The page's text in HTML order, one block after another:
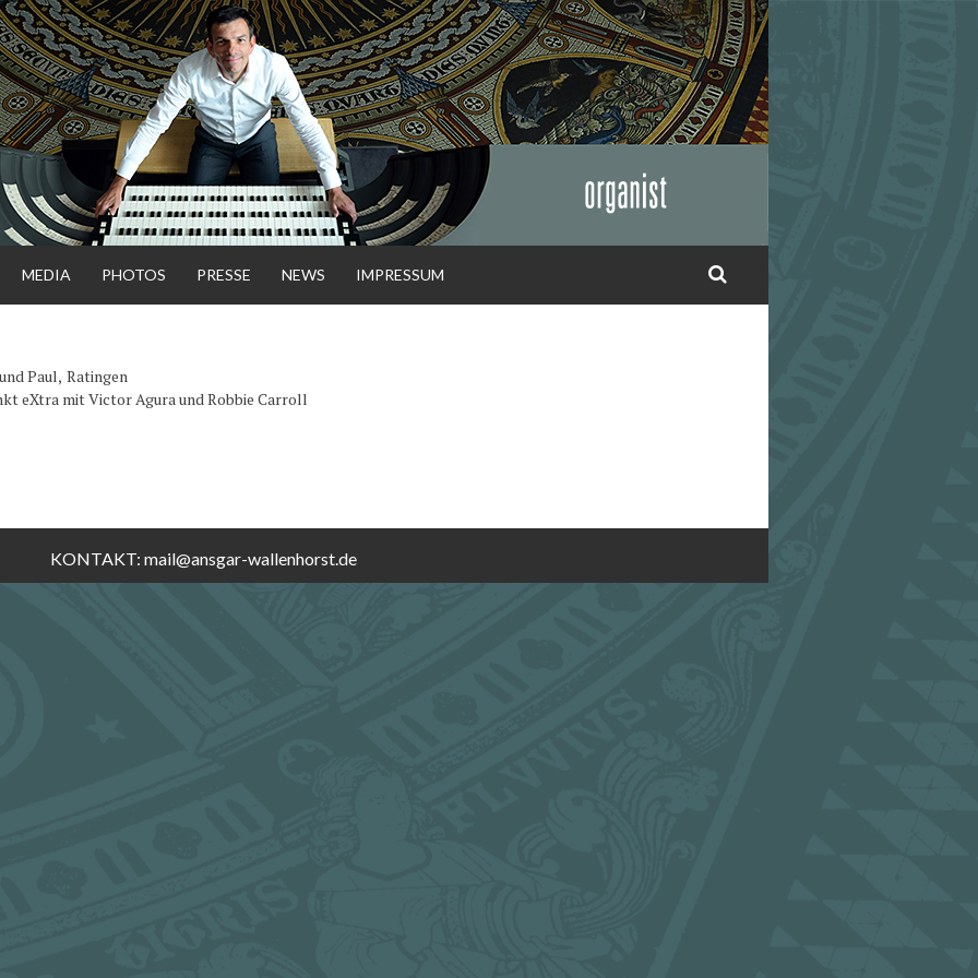
MEDIA PHOTOS PRESSE NEWS IMPRESSUM
Paul, Ratingen
eXtra mit Victor Agura und Robbie Carroll
KONTAKT: mail@ansgar-wallenhorst.de